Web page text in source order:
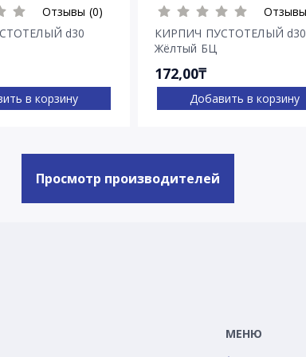
Отзывы (0)
d30
в корзину
КИРПИЧ ПУСТОТЕЛЫЙ d30
Жёлтый БЦ
172,00₸
Добавить в корзину
Просмотр производителей
МЕНЮ